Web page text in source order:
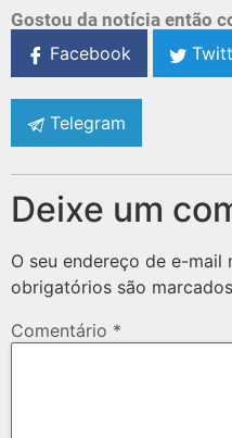
Gostou da notícia então
Facebook
Telegram
Deixe um
O seu endereço de e-mail
obrigatórios são
Comentário *